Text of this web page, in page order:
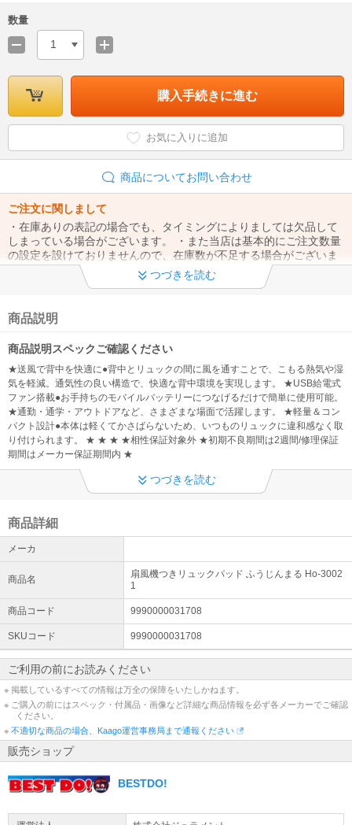
数量
1
購入手続きに進む
お気に入りに追加
商品についてお問い合わせ
ご注文に関しまして
・在庫ありの表記の場合でも、タイミングによりましては欠品して
しまっている場合がございます。 ・また当店は基本的にご注文数量
の設定を設けておりませんので、在庫数が不足する場合がございま
す。
つづきを読む
商品説明
商品説明スペックご確認ください
★送風で背中を快適に●背中とリュックの間に風を通すことで、こもる熱気や湿
気を軽減。通気性の良い構造で、快適な背中環境を実現します。 ★USB給電式
ファン搭載●お手持ちのモバイルバッテリーにつなげるだけで簡単に使用可能。
★通勤・通学・アウトドアなど、さまざまな場面で活躍します。 ★軽量＆コン
パクト設計●本体は軽くてかさばらないため、いつものリュックに違和感なく取
り付けられます。 ★ ★ ★ ★相性保証対象外 ★初期不良期間は2週間/修理保証
期間はメーカー保証期間内 ★
つづきを読む
商品詳細
メーカ
商品名
扇風機つきリュックパッド ふうじんまる Ho-3002
1
商品コード 9990000031708
SKUコード 9990000031708
ご利用の前にお読みください
※ 掲載しているすべての情報は万全の保障をいたしかねます。
※ ご購入の前にはスペック・付属品・画像など詳細な商品情報を必ず各メーカーでご確認
ください。
※ 不適切な商品の場合、Kaago運営事務局まで通報ください
販売ショップ
BESTDO!